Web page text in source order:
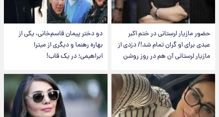
حضور مازیار لرستانی در ختم اکبر
عبدی برای او گران تمام شد!/ دزدی از
مازیار لرستانی آن هم در روز روشن
دو دختر پیمان قاسم‌خانی، یکی از
بهاره رهنما و دیگری از میترا
ابراهیمی؛ در یک قاب!